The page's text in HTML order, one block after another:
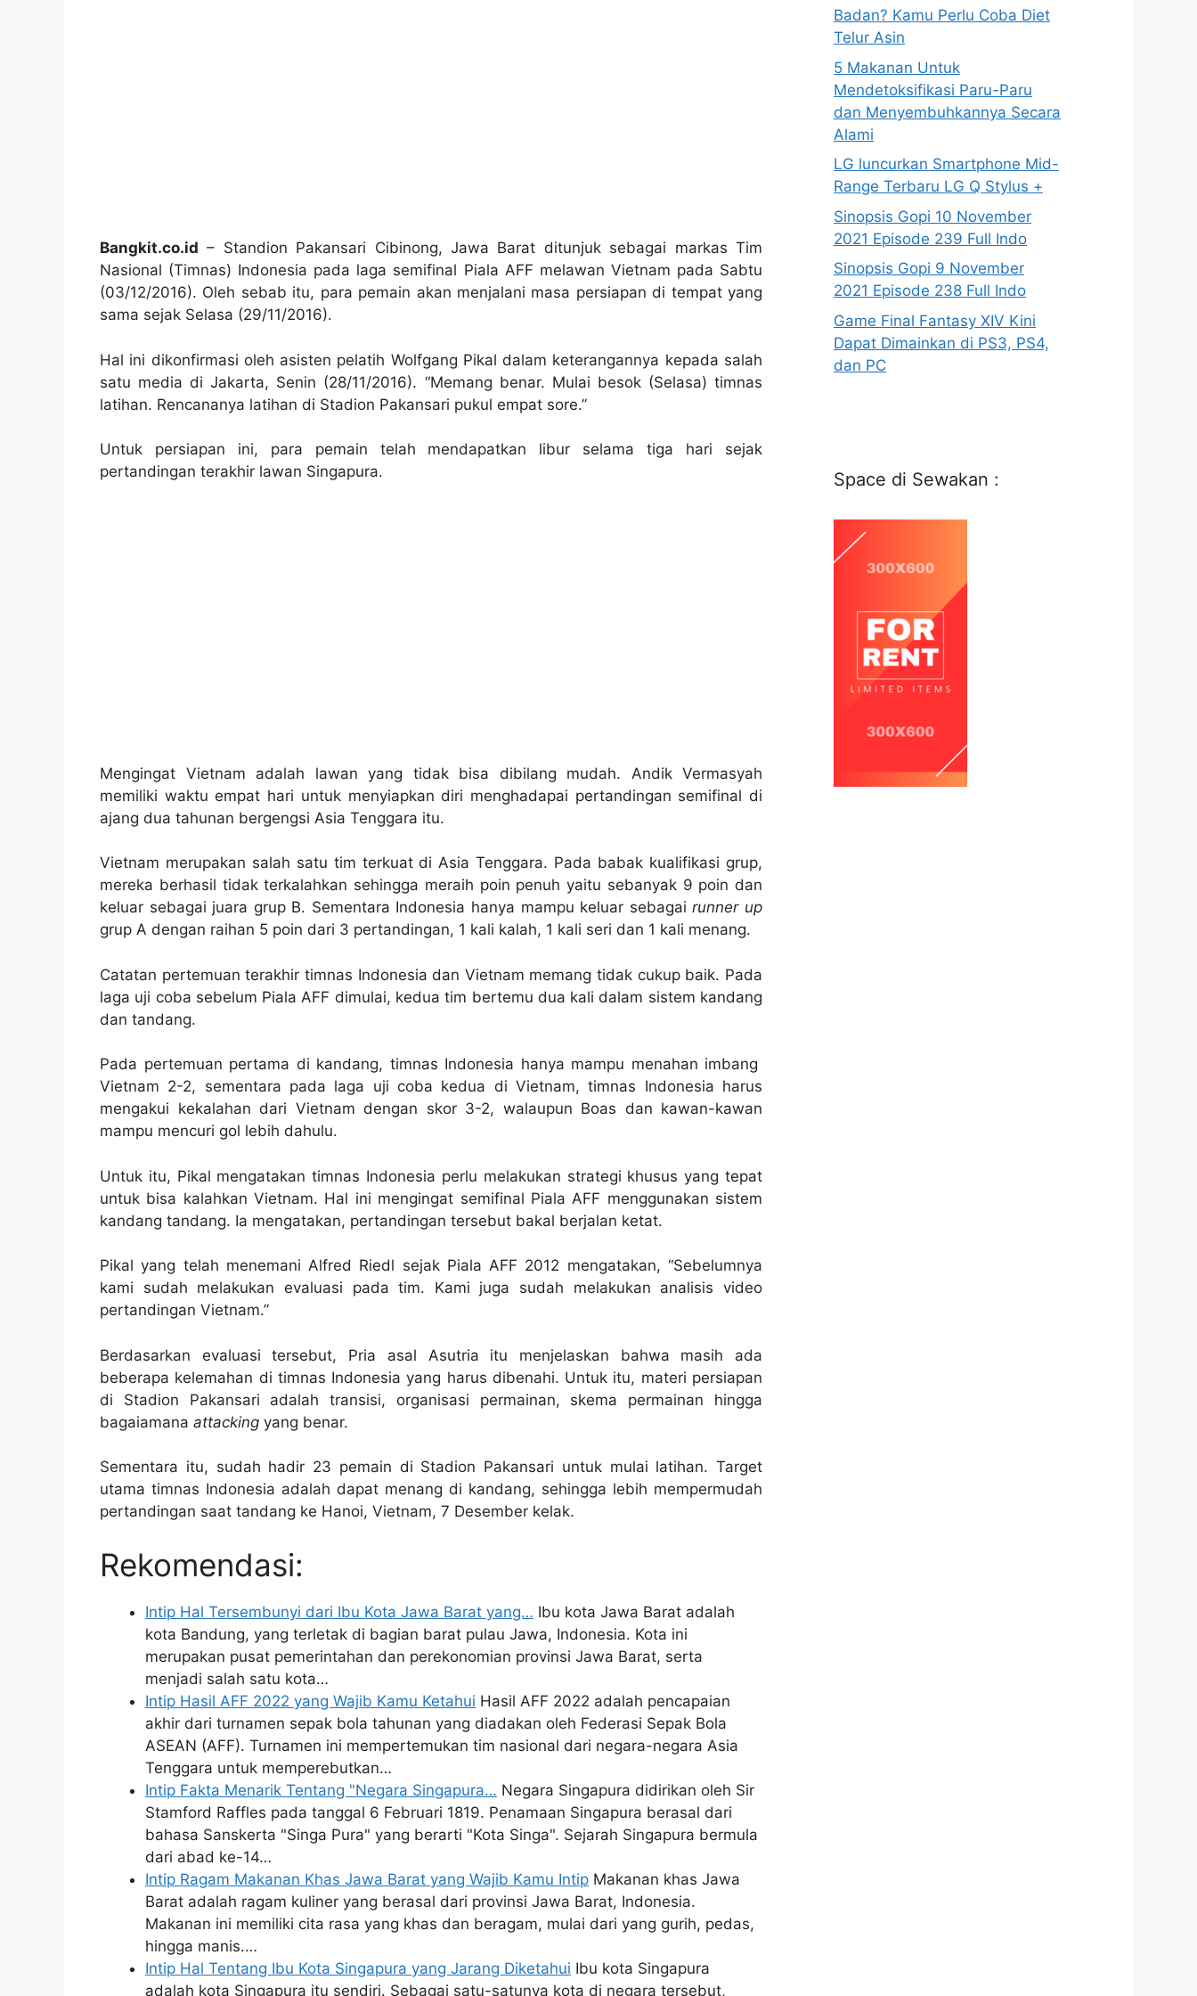
Bangkit.co.id – Standion Pakansari Cibinong, Jawa Barat ditunjuk sebagai markas Tim
Nasional (Timnas) Indonesia pada laga semifinal Piala AFF melawan Vietnam pada Sabtu
(03/12/2016). Oleh sebab itu, para pemain akan menjalani masa persiapan di tempat yang
sama sejak Selasa (29/11/2016).
Hal ini dikonfirmasi oleh asisten pelatih Wolfgang Pikal dalam keterangannya kepada salah
satu media di Jakarta, Senin (28/11/2016). “Memang benar. Mulai besok (Selasa) timnas
latihan. Rencananya latihan di Stadion Pakansari pukul empat sore.”
Untuk persiapan ini, para pemain telah mendapatkan libur selama tiga hari sejak
pertandingan terakhir lawan Singapura.
Mengingat Vietnam adalah lawan yang tidak bisa dibilang mudah. Andik Vermasyah
memiliki waktu empat hari untuk menyiapkan diri menghadapai pertandingan semifinal di
ajang dua tahunan bergengsi Asia Tenggara itu.
Vietnam merupakan salah satu tim terkuat di Asia Tenggara. Pada babak kualifikasi grup,
mereka berhasil tidak terkalahkan sehingga meraih poin penuh yaitu sebanyak 9 poin dan
keluar sebagai juara grup B. Sementara Indonesia hanya mampu keluar sebagairunner up
grup A dengan raihan 5 poin dari 3 pertandingan, 1 kali kalah, 1 kali seri dan 1 kali menang.
Catatan pertemuan terakhir timnas Indonesia dan Vietnam memang tidak cukup baik. Pada
laga uji coba sebelum Piala AFF dimulai, kedua tim bertemu dua kali dalam sistem kandang
dan tandang.
Pada pertemuan pertama di kandang, timnas Indonesia hanya mampu menahan imbang
Vietnam 2-2, sementara pada laga uji coba kedua di Vietnam, timnas Indonesia harus
mengakui kekalahan dari Vietnam dengan skor 3-2, walaupun Boas dan kawan-kawan
mampu mencuri gol lebih dahulu.
Untuk itu, Pikal mengatakan timnas Indonesia perlu melakukan strategi khusus yang tepat
untuk bisa kalahkan Vietnam. Hal ini mengingat semifinal Piala AFF menggunakan sistem
kandang tandang. Ia mengatakan, pertandingan tersebut bakal berjalan ketat.
Pikal yang telah menemani Alfred Riedl sejak Piala AFF 2012 mengatakan, “Sebelumnya
kami sudah melakukan evaluasi pada tim. Kami juga sudah melakukan analisis video
pertandingan Vietnam.”
Berdasarkan evaluasi tersebut, Pria asal Asutria itu menjelaskan bahwa masih ada
beberapa kelemahan di timnas Indonesia yang harus dibenahi. Untuk itu, materi persiapan
di Stadion Pakansari adalah transisi, organisasi permainan, skema permainan hingga
bagaiamana attacking yang benar.
Sementara itu, sudah hadir 23 pemain di Stadion Pakansari untuk mulai latihan. Target
utama timnas Indonesia adalah dapat menang di kandang, sehingga lebih mempermudah
pertandingan saat tandang ke Hanoi, Vietnam, 7 Desember kelak.
Rekomendasi:
Intip Hal Tersembunyi dari Ibu Kota Jawa Barat yang… Ibu kota Jawa Barat adalah
kota Bandung, yang terletak di bagian barat pulau Jawa, Indonesia. Kota ini
merupakan pusat pemerintahan dan perekonomian provinsi Jawa Barat, serta
menjadi salah satu kota…
Intip Hasil AFF 2022 yang Wajib Kamu Ketahui Hasil AFF 2022 adalah pencapaian
akhir dari turnamen sepak bola tahunan yang diadakan oleh Federasi Sepak Bola
ASEAN (AFF). Turnamen ini mempertemukan tim nasional dari negara-negara Asia
Tenggara untuk memperebutkan…
Intip Fakta Menarik Tentang "Negara Singapura… Negara Singapura didirikan oleh Sir
Stamford Raffles pada tanggal 6 Februari 1819. Penamaan Singapura berasal dari
bahasa Sanskerta "Singa Pura" yang berarti "Kota Singa". Sejarah Singapura bermula
dari abad ke-14…
Intip Ragam Makanan Khas Jawa Barat yang Wajib Kamu Intip Makanan khas Jawa
Barat adalah ragam kuliner yang berasal dari provinsi Jawa Barat, Indonesia.
Makanan ini memiliki cita rasa yang khas dan beragam, mulai dari yang gurih, pedas,
hingga manis.…
Intip Hal Tentang Ibu Kota Singapura yang Jarang Diketahui Ibu kota Singapura
adalah kota Singapura itu sendiri. Sebagai satu-satunya kota di negara tersebut,
Badan? Kamu Perlu Coba Diet
Telur Asin
5 Makanan Untuk
Mendetoksifikasi Paru-Paru
dan Menyembuhkannya Secara
Alami
LG luncurkan Smartphone Mid-
Range Terbaru LG Q Stylus +
Sinopsis Gopi 10 November
2021 Episode 239 Full Indo
Sinopsis Gopi 9 November
2021 Episode 238 Full Indo
Game Final Fantasy XIV Kini
Dapat Dimainkan di PS3, PS4,
dan PC
Space di Sewakan :